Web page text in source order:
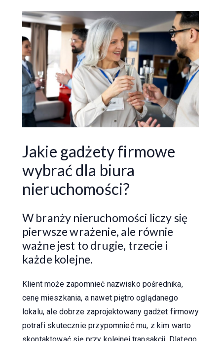
Jakie gadżety firmowe
wybrać dla biura
nieruchomości?
W branży nieruchomości liczy się
pierwsze wrażenie, ale równie
ważne jest to drugie, trzecie i
każde kolejne.
Klient może zapomnieć nazwisko pośrednika,
cenę mieszkania, a nawet piętro oglądanego
lokalu, ale dobrze zaprojektowany gadżet firmowy
potrafi skutecznie przypomnieć mu, z kim warto